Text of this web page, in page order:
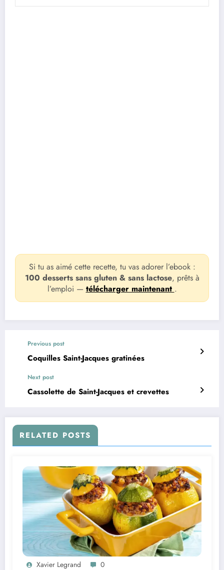
Si tu as aimé cette recette, tu vas adorer l’ebook :
100 desserts sans gluten & sans lactose, prêts à
l’emploi — télécharger maintenant .
Previous post
Coquilles Saint-Jacques gratinées
Next post
Cassolette de Saint-Jacques et crevettes
RELATED POSTS
Xavier Legrand 0